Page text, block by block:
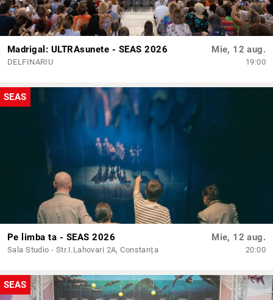
Madrigal: ULTRAsunete - SEAS 2026
DELFINARIU
Mie, 12 aug.
19:00
SEAS
Pe limba ta - SEAS 2026
Sala Studio - Str.I.Lahovari 2A, Constanța
Mie, 12 aug.
20:00
SEAS